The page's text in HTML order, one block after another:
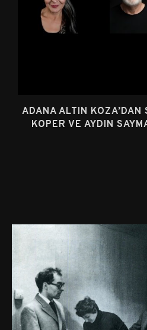
ADANA ALTIN KOZA’DAN
KOPER VE AYDIN